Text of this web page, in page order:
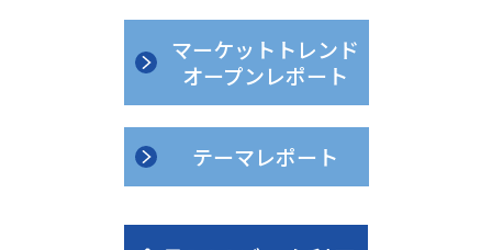
マーケットトレンド
オープンレポート
テーマレポート